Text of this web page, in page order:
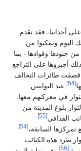
أجدابيا، فقد تقدم
اليوم وتمكنوا من
جنودها وقوادها - بما
أجبروها على التراجع
قصفت طائرات التحالف
[54]
عند البوابتين
في معركتهم معها.
بلوغ المدينة من
القذافي[55]
السابقة،[54]
طرد هذه الكتائب
[56]